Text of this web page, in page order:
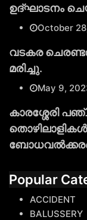
ഉദ്ഘാടനം
October
വടകര
മരിച്ചു.
May 9,
കാരശ്ശേരി
Popular
ACCIDENT
BALUSSERY